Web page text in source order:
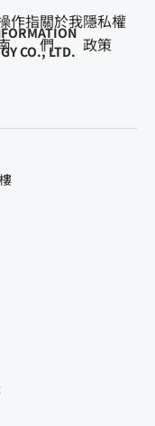
CO., LTD.
作指關於我
們
隱私權
政策